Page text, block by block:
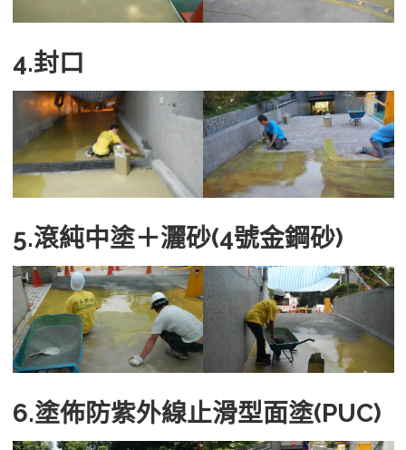
4.封口
5.滾純中塗＋灑砂(4號金鋼砂)
6.塗佈防紫外線止滑型面塗(PUC)